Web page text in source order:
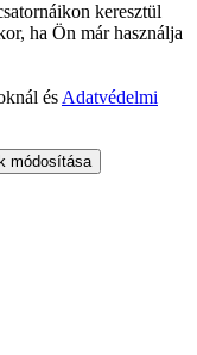
keresztül
ha Ön már használja
és Adatvédelmi
módosítása